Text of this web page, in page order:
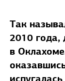
Так
2010 года,
в